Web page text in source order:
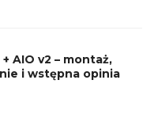
AIO v2 – montaż,
i wstępna opinia